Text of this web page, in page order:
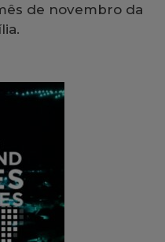
de novembro da